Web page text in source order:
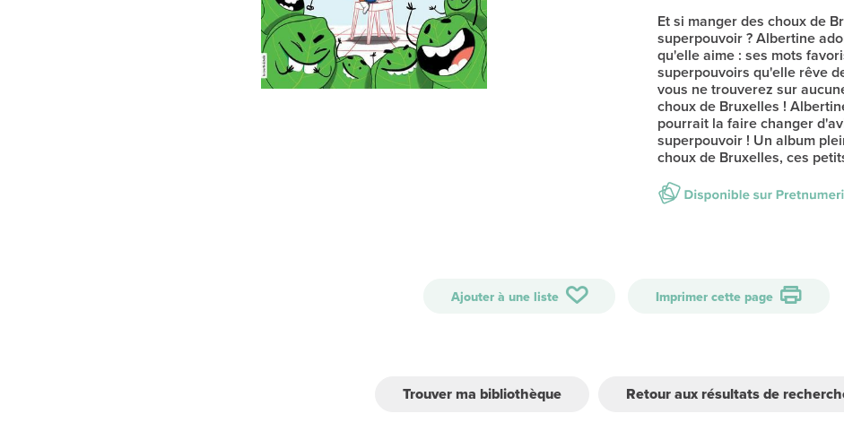
Et si manger des choux de
superpouvoir ? Albertine
qu'elle aime : ses mots
superpouvoirs qu'elle rêve
vous ne trouverez sur
choux de Bruxelles !
pourrait la faire changer
superpouvoir ! Un album
choux de Bruxelles, ces
Ajouter à une liste Imprimer cette page
Trouver ma bibliothèque Retour aux résultats de